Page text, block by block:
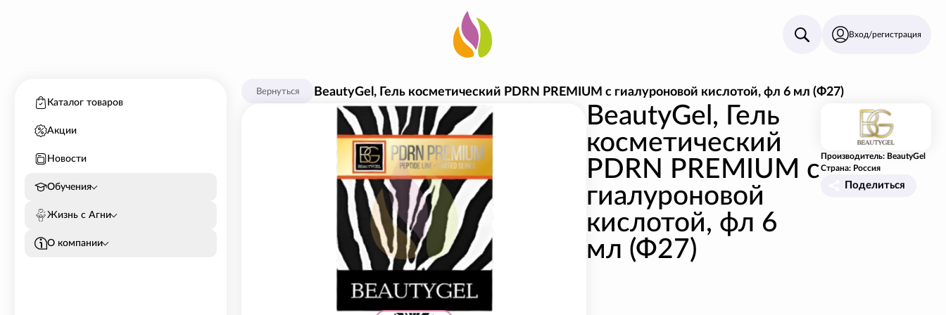
Вход/регистрация
Каталог товаров
Акции
Новости
Обучения
Жизнь с Агни
О компании
Вернуться BeautyGel, Гель косметический PDRN PREMIUM с гиалуроновой кислотой, фл 6 мл (Ф27)
BeautyGel, Гель
косметический
PDRN PREMIUM с
гиалуроновой
кислотой, фл 6
мл (Ф27)
Производитель: BeautyGel
Страна: Россия
Поделиться